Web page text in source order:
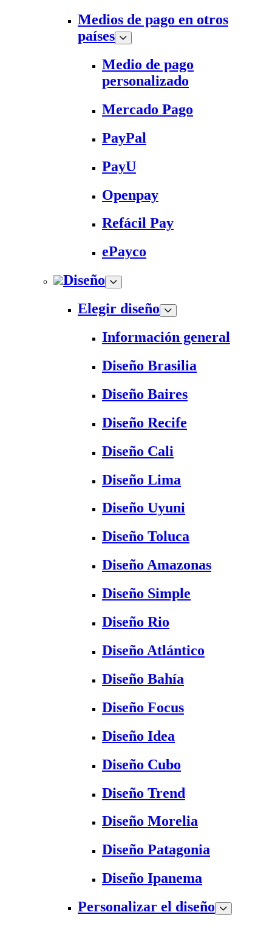
Medios de pago en otros
países
Medio de pago
personalizado
Mercado Pago
PayPal
PayU
Openpay
Refácil Pay
ePayco
Diseño
Elegir diseño
Información general
Diseño Brasilia
Diseño Baires
Diseño Recife
Diseño Cali
Diseño Lima
Diseño Uyuni
Diseño Toluca
Diseño Amazonas
Diseño Simple
Diseño Rio
Diseño Atlántico
Diseño Bahía
Diseño Focus
Diseño Idea
Diseño Cubo
Diseño Trend
Diseño Morelia
Diseño Patagonia
Diseño Ipanema
Personalizar el diseño